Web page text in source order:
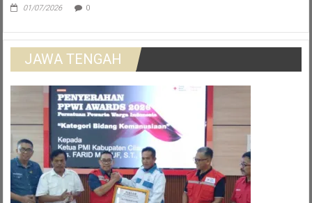
01/07/2026 0
JAWA TENGAH